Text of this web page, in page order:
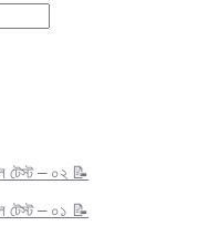
টেস্ট – ০২ 📝
টেস্ট – ০১ 📝